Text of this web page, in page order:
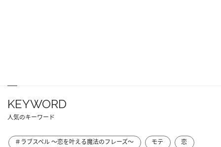
KEYWORD
人気のキーワード
＃ラブスペル ～恋を叶える魔法のフレーズ～ モテ
恋